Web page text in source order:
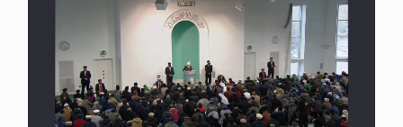
القرآن قاضٍ وحكمٌ على السنة ومهيمنٌ عليها.. ليس
العكس